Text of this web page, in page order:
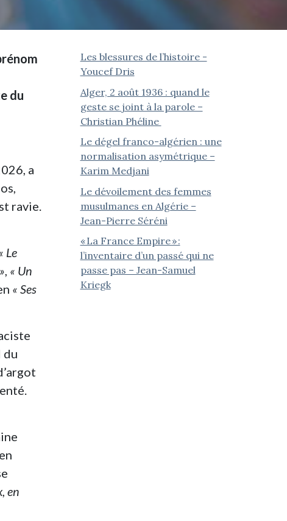
du
a
ravie.
Le
, « Un
« Ses
du
en
Les blessures de l’histoire -
Youcef Dris
Alger, 2 août 1936 : quand le
geste se joint à la parole –
Christian Phéline
Le dégel franco-algérien : une
normalisation asymétrique –
Karim Medjani
Le dévoilement des femmes
musulmanes en Algérie –
Jean-Pierre Séréni
« La France Empire » :
l’inventaire d’un passé qui ne
passe pas – Jean-Samuel
Kriegk